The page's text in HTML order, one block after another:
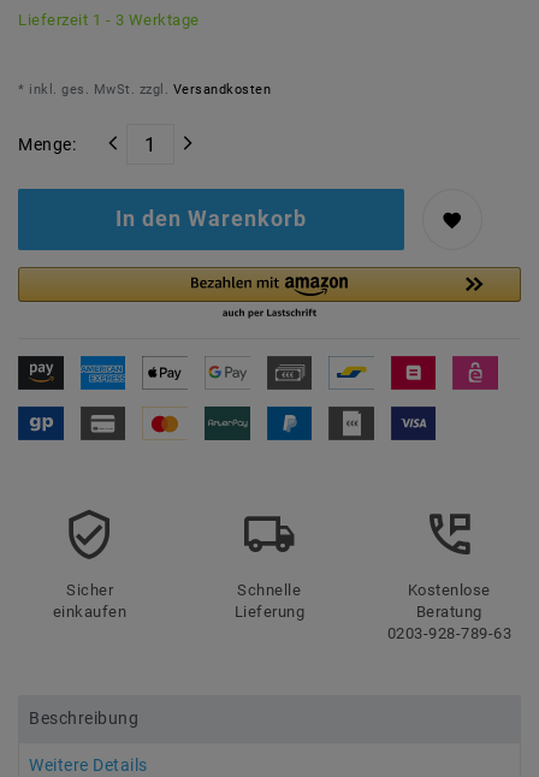
Lieferzeit 1 - 3 Werktage
* inkl. ges. MwSt. zzgl. Versandkosten
Menge:
In den Warenkorb
Sicher
einkaufen
Schnelle
Lieferung
Kostenlose
Beratung
0203-928-789-63
Beschreibung
Weitere Details